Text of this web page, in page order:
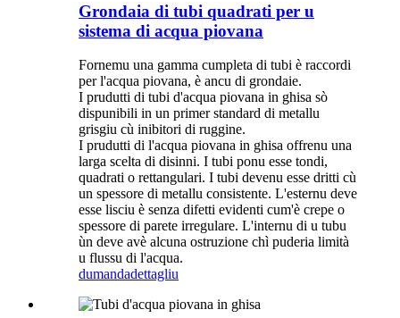
Grondaia di tubi quadrati per u
sistema di acqua piovana
Fornemu una gamma cumpleta di tubi è raccordi
per l'acqua piovana, è ancu di grondaie.
I prudutti di tubi d'acqua piovana in ghisa sò
dispunibili in un primer standard di metallu
grisgiu cù inibitori di ruggine.
I prudutti di l'acqua piovana in ghisa offrenu una
larga scelta di disinni. I tubi ponu esse tondi,
quadrati o rettangulari. I tubi devenu esse dritti cù
un spessore di metallu consistente. L'esternu deve
esse lisciu è senza difetti evidenti cum'è crepe o
spessore di parete irregulare. L'internu di u tubu
ùn deve avè alcuna ostruzione chì puderia limità
u flussu di l'acqua.
dumandadettagliu